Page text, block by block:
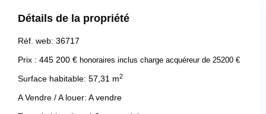
Détails de la propriété
Réf. web: 36717
Prix : 445 200 € honoraires inclus charge acquéreur de 25200 €
Surface habitable: 57,31 m2
A Vendre / A louer: A vendre